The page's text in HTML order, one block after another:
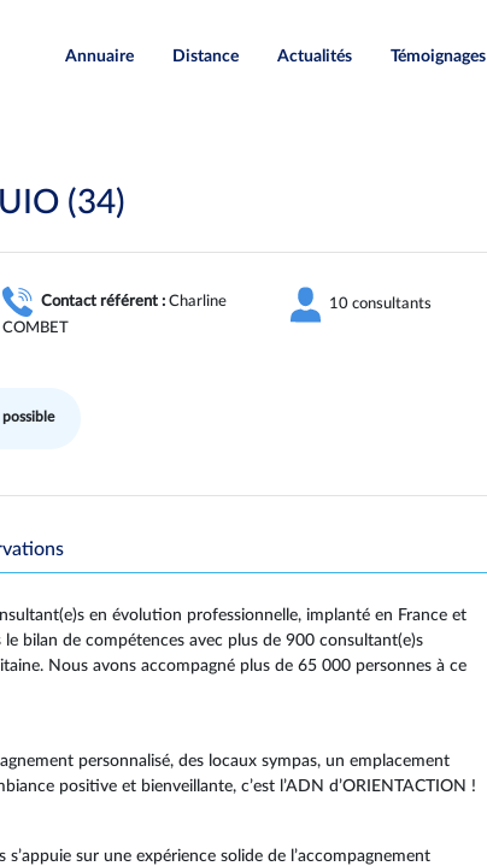
Annuaire Distance Actualités Témoignages
(34)
Contact référent : Charline
COMBET
10 consultants
possible
en évolution professionnelle, implanté en France et
bilan de compétences avec plus de 900 consultant(e)s
Nous avons accompagné plus de 65 000 personnes à ce
personnalisé, des locaux sympas, un emplacement
positive et bienveillante, c’est l’ADN d’ORIENTACTION !
sur une expérience solide de l’accompagnement